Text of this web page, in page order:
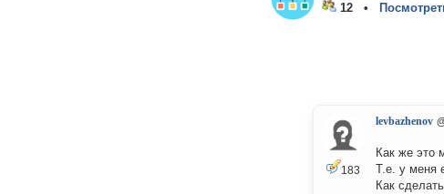
12 •
183
levbazhenov
Как же это
Т.е. у меня
Как